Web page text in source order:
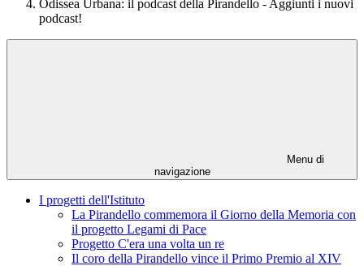
Odissea Urbana: il podcast della Pirandello - Aggiunti i nuovi
podcast!
Menu di
navigazione
I progetti dell'Istituto
La Pirandello commemora il Giorno della Memoria con
il progetto Legami di Pace
Progetto C'era una volta un re
Il coro della Pirandello vince il Primo Premio al XIV